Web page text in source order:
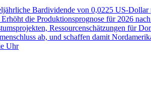
Bardividende von 0,0225 US-Dollar
die Produktionsprognose für 2026
Ressourcenschätzungen für
ab, und schaffen damit
Uhr